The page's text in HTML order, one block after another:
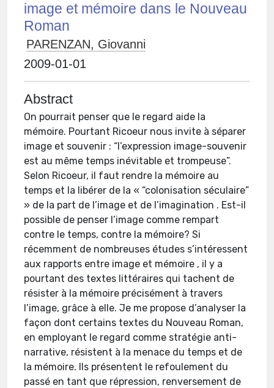
image et mémoire dans le Nouveau
Roman
PARENZAN, Giovanni
2009-01-01
Abstract
On pourrait penser que le regard aide la
mémoire. Pourtant Ricoeur nous invite à séparer
image et souvenir : “l’expression image-souvenir
est au même temps inévitable et trompeuse”.
Selon Ricoeur, il faut rendre la mémoire au
temps et la libérer de la « “colonisation séculaire”
» de la part de l’image et de l’imagination . Est-il
possible de penser l’image comme rempart
contre le temps, contre la mémoire? Si
récemment de nombreuses études s’intéressent
aux rapports entre image et mémoire , il y a
pourtant des textes littéraires qui tachent de
résister à la mémoire précisément à travers
l’image, grâce à elle. Je me propose d’analyser la
façon dont certains textes du Nouveau Roman,
en employant le regard comme stratégie anti-
narrative, résistent à la menace du temps et de
la mémoire. Ils présentent le refoulement du
passé en tant que répression, renversement de